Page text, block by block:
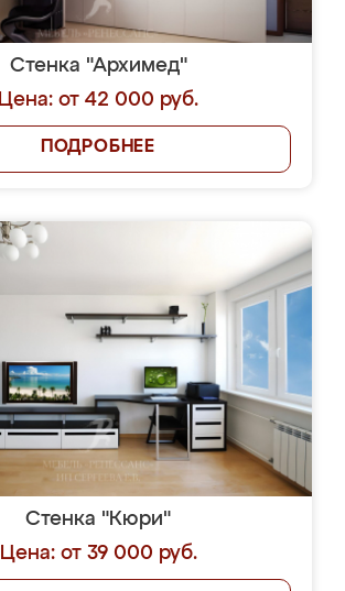
Стенка "Архимед"
Цена: от 42 000 руб.
ПОДРОБНЕЕ
Стенка "Кюри"
Цена: от 39 000 руб.